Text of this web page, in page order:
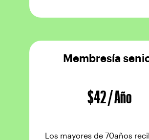
Membresía
$42 / Año
Los mayores de 70años